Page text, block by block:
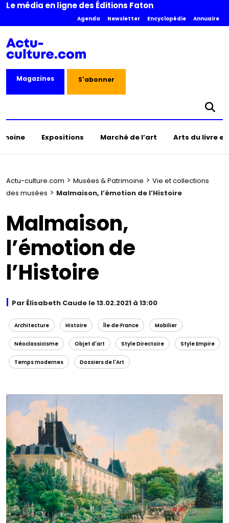
Le média en ligne des Éditions Faton
Agenda Newsletter Encyclopédie Annuaire
Magazines S'abonner
Expositions Marché de l’art Arts du livre
Actu-culture.com > Musées & Patrimoine > Vie et collections
des musées > Malmaison, l’émotion de l’Histoire
Malmaison,
l’émotion de
l’Histoire
Par Élisabeth Caude le 13.02.2021 à 13:00
Architecture Histoire Île‑de‑France Mobilier
Néoclassicisme Objet d'art Style Directoire Style Empire
Temps modernes Dossiers de l'Art